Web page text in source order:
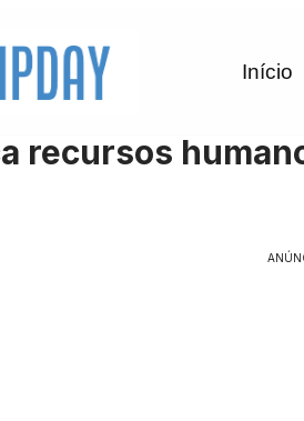
Início
recursos